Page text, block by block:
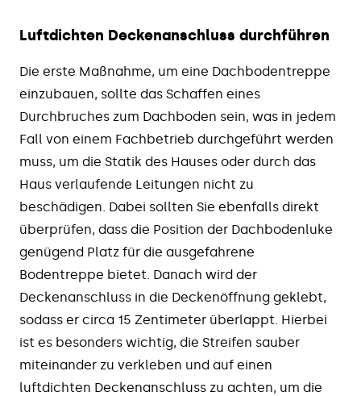
Luftdichten Deckenanschluss durchführen
Die erste Maßnahme, um eine Dachbodentreppe
einzubauen, sollte das Schaffen eines
Durchbruches zum Dachboden sein, was in jedem
Fall von einem Fachbetrieb durchgeführt werden
muss, um die Statik des Hauses oder durch das
Haus verlaufende Leitungen nicht zu
beschädigen. Dabei sollten Sie ebenfalls direkt
überprüfen, dass die Position der Dachbodenluke
genügend Platz für die ausgefahrene
Bodentreppe bietet. Danach wird der
Deckenanschluss in die Deckenöffnung geklebt,
sodass er circa 15 Zentimeter überlappt. Hierbei
ist es besonders wichtig, die Streifen sauber
miteinander zu verkleben und auf einen
luftdichten Deckenanschluss zu achten, um die